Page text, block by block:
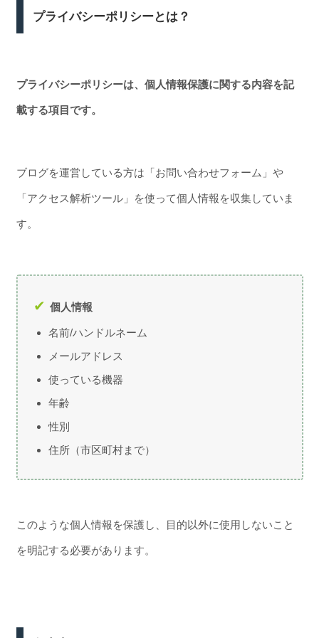
プライバシーポリシーとは？
プライバシーポリシーは、個人情報保護に関する内容を記
載する項目です。
ブログを運営している方は「お問い合わせフォーム」や
「アクセス解析ツール」を使って個人情報を収集していま
す。
個人情報
名前/ハンドルネーム
メールアドレス
使っている機器
年齢
性別
住所（市区町村まで）
このような個人情報を保護し、目的以外に使用しないこと
を明記する必要があります。